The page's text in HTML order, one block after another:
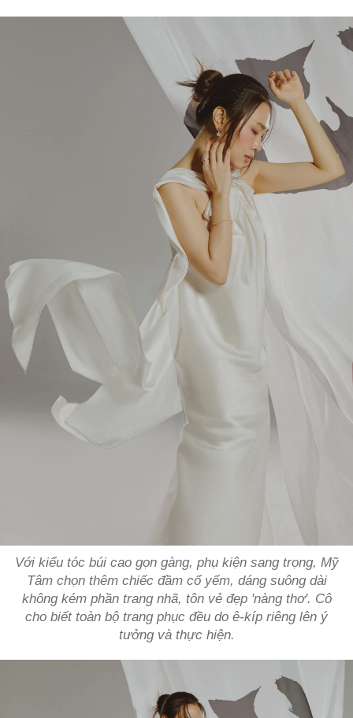
Với kiểu tóc búi cao gọn gàng, phụ kiện sang trọng, Mỹ
Tâm chọn thêm chiếc đầm cổ yếm, dáng suông dài
không kém phần trang nhã, tôn vẻ đẹp 'nàng thơ'. Cô
cho biết toàn bộ trang phục đều do ê-kíp riêng lên ý
tưởng và thực hiện.